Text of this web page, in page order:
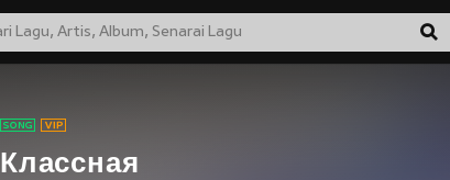
Классная